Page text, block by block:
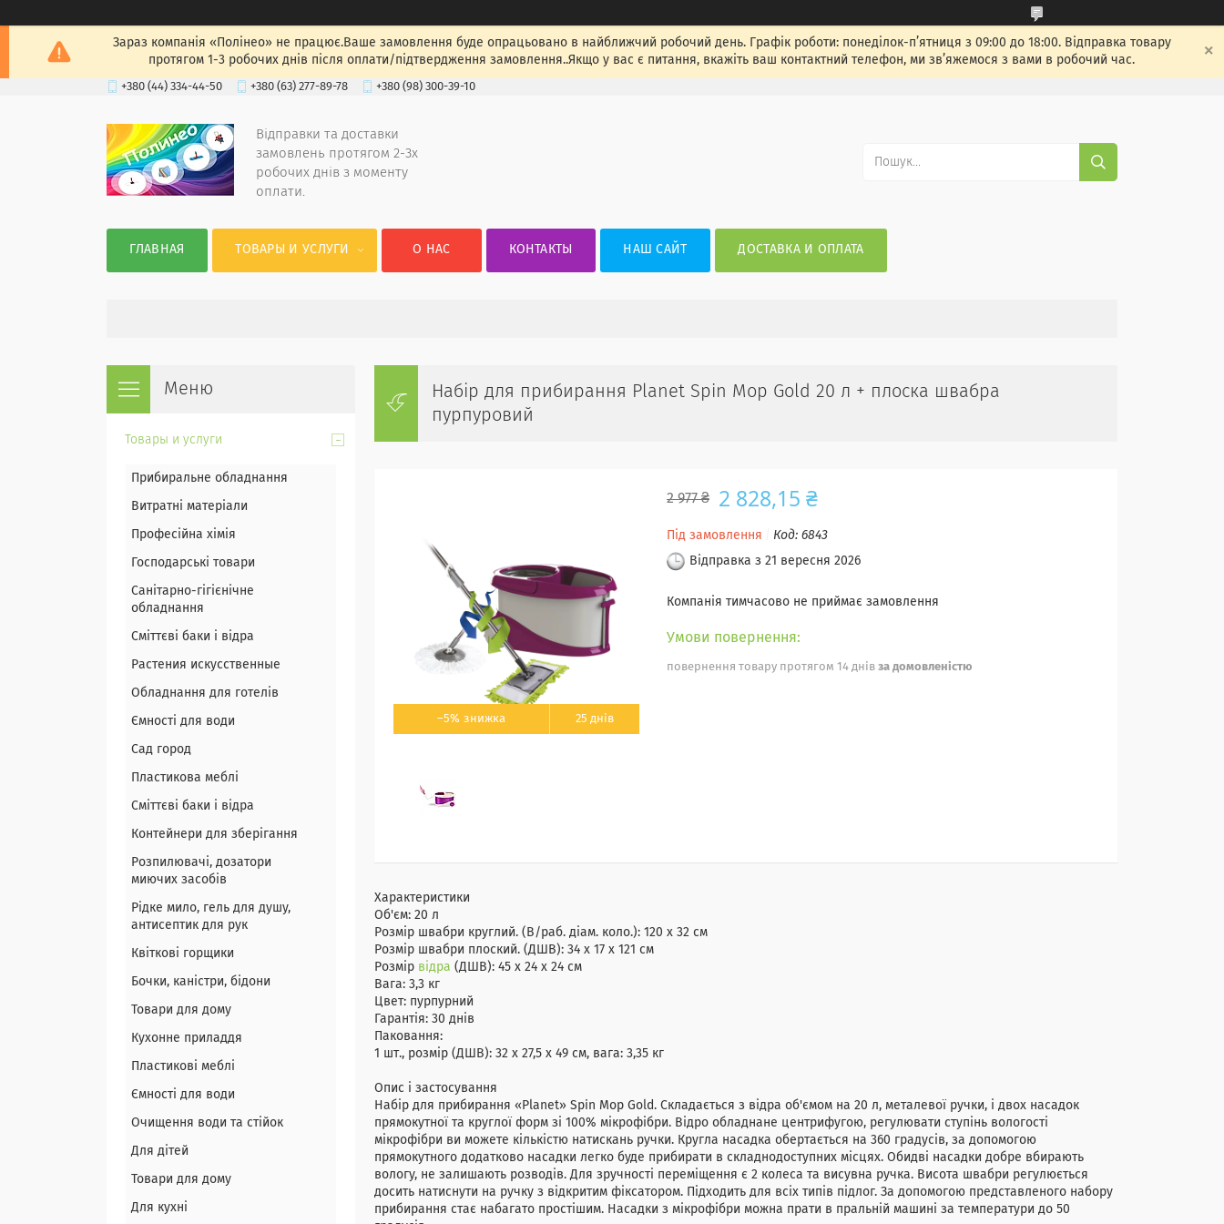
Зараз компанія «Полінео» не працює.Ваше замовлення буде опрацьовано в найближчий робочий день. Графік роботи: понеділок-п’ятниця з 09:00 до 18:00. Відправка товару
протягом 1-3 робочих днів після оплати/підтвердження замовлення..Якщо у вас є питання, вкажіть ваш контактний телефон, ми зв’яжемося з вами в робочий час.
+380 (44) 334-44-50 +380 (63) 277-89-78 +380 (98) 300-39-10
Відправки та доставки
замовлень протягом 2-3х
робочих днів з моменту
оплати.
ГЛАВНАЯ ТОВАРЫ И УСЛУГИ О НАС КОНТАКТЫ НАШ САЙТ ДОСТАВКА И ОПЛАТА
Набір для прибирання Planet Spin Mop Gold 20 л + плоска швабра
пурпуровий
–5% 25 днів
2 977 ₴ 2 828,15 ₴
Під замовлення Код: 6843
Відправка з 21 вересня 2026
Компанія тимчасово не приймає замовлення
повернення товару протягом 14 днів за домовленістю
Характеристики
Об'єм: 20 л
Розмір швабри круглий. (В/раб. діам. коло.): 120 х 32 см
Розмір швабри плоский. (ДШВ): 34 х 17 х 121 см
Розмір відра (ДШВ): 45 х 24 х 24 см
Вага: 3,3 кг
Цвет: пурпурний
Гарантія: 30 днів
Паковання:
1 шт., розмір (ДШВ): 32 х 27,5 х 49 см, вага: 3,35 кг
Опис і застосування
Набір для прибирання «Planet» Spin Mop Gold. Складається з відра об'ємом на 20 л, металевої ручки, і двох насадок
прямокутної та круглої форм зі 100% мікрофібри. Відро обладнане центрифугою, регулювати ступінь вологості
мікрофібри ви можете кількістю натискань ручки. Кругла насадка обертається на 360 градусів, за допомогою
прямокутного додатково насадки легко буде прибирати в складнодоступних місцях. Обидві насадки добре вбирають
вологу, не залишають розводів. Для зручності переміщення є 2 колеса та висувна ручка. Висота швабри регулюється
досить натиснути на ручку з відкритим фіксатором. Підходить для всіх типів підлог. За допомогою представленого набору
прибирання стає набагато простішим. Насадки з мікрофібри можна прати в пральній машині за температури до 50
Товары и услуги
Прибиральне обладнання
Витратні матеріали
Професійна хімія
Господарські товари
Санітарно-гігієнічне
обладнання
Сміттєві баки і відра
Растения искусственные
Обладнання для готелів
Ємності для води
Сад город
Пластикова меблі
Сміттєві баки і відра
Контейнери для зберігання
Розпилювачі, дозатори
миючих засобів
Рідке мило, гель для душу,
антисептик для рук
Квіткові горщики
Бочки, каністри, бідони
Товари для дому
Кухонне приладдя
Пластикові меблі
Ємності для води
Очищення води та стійок
Для дітей
Товари для дому
Для кухні